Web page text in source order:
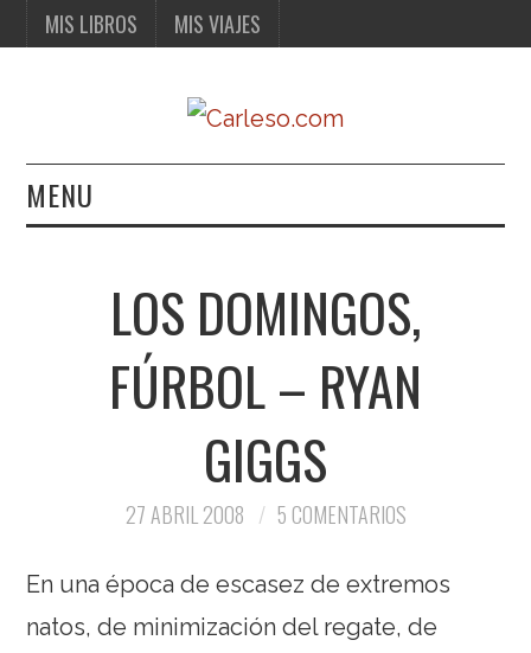
MIS LIBROS MIS VIAJES
MENU
MIS VIAJES
LOS DOMINGOS,
FÚRBOL – RYAN
GIGGS
27 ABRIL 2008 5 COMENTARIOS
En una época de escasez de extremos
natos, de minimización del regate, de